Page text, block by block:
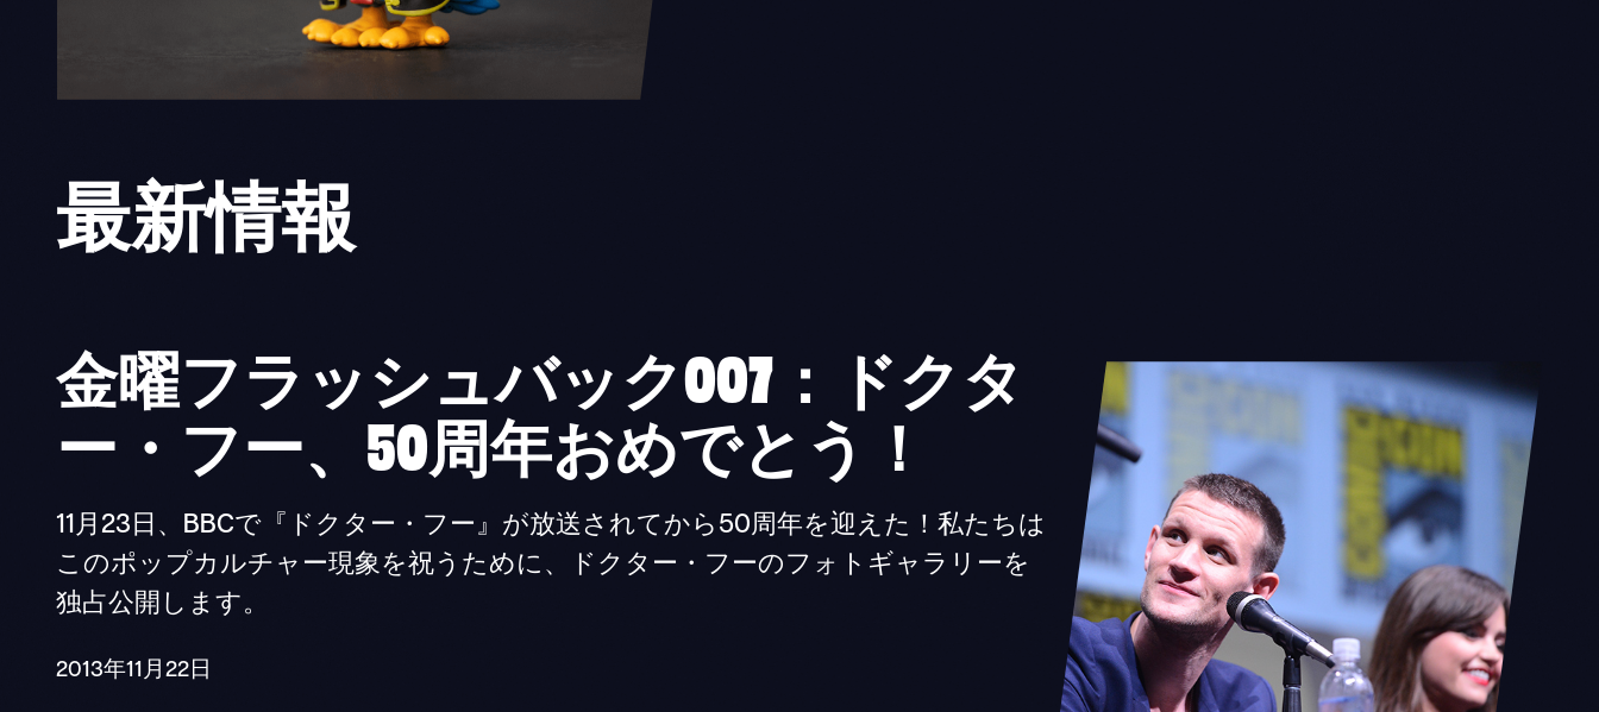
最新情報
金曜フラッシュバック007：ドクタ
ー・フー、50周年おめでとう！
11月23日、BBCで『ドクター・フー』が放送されてから50周年を迎えた！私たちは
このポップカルチャー現象を祝うために、ドクター・フーのフォトギャラリーを
独占公開します。
2013年11月22日